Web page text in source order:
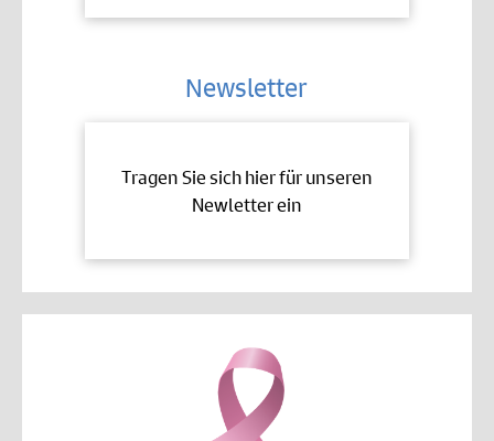
Newsletter
Tragen Sie sich hier für unseren
Newletter ein